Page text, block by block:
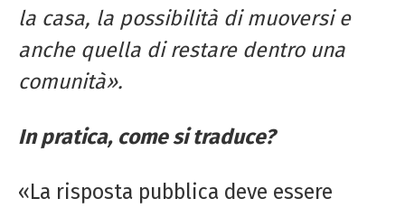
la casa, la possibilità dimuoversi e
anche quella di restare dentro una
comunità».
In pratica, come si traduce?
«La risposta pubblica deve essere